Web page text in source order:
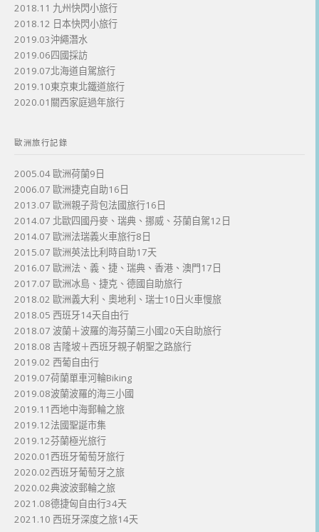
2018.11 九州快閃小旅行
2018.12 日本快閃小旅行
2019.03沖繩潛水
2019.06四國採訪
2019.07北海道自駕旅行
2019.10東京東北鐵道旅行
2020.01關西家庭過年旅行
歐洲旅行記錄
2005.04 歐洲荷蘭9日
2006.07 歐洲捷克自助16日
2013.07 歐洲親子背包法國旅行16日
2014.07 北歐四國丹麥、瑞典、挪威、芬蘭自駕12日
2014.07 歐洲法瑞義火車旅行8日
2015.07 歐洲英法比利時自助17天
2016.07 歐洲法、義、捷、瑞典、香港、澳門17日
2017.07 歐洲冰島、捷克、德國自助旅行
2018.02 歐洲義大利、奧地利、瑞士10日火車慢旅
2018.05 西班牙14天自由行
2018.07 波蘭＋波羅的海芬蘭三小國20天自助旅行
2018.08 吉隆坡＋西班牙親子朝聖之路旅行
2019.02 西葡自由行
2019.07荷蘭單車河輪Biking
2019.08波蘭波羅的海三小國
2019.11西地中海郵輪之旅
2019.12法國聖誕市集
2019.12芬蘭極光旅行
2020.01西班牙葡萄牙旅行
2020.02西班牙葡萄牙之旅
2020.02典波波郵輪之旅
2021.08德捷匈自由行34天
2021.10 西班牙深度之旅14天